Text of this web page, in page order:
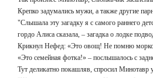
Крепко задумались мужи, а также другие
"Слышала эту загадку я с самого раннего
гордо Алиса сказала, – загадка о лодке
Крикнул Нефед: «Это овощ! Не помню
«Это семейная фотка!» – послышалось с
Тут деликатно покашляв, спросил Минотавр